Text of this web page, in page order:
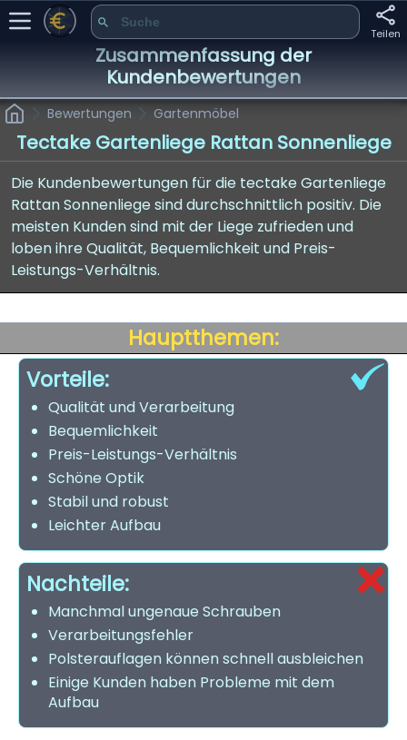
Teilen
Zusammenfassung der
Kundenbewertungen
Bewertungen Gartenmöbel
Tectake Gartenliege Rattan Sonnenliege
Die Kundenbewertungen für die tectake Gartenliege
Rattan Sonnenliege sind durchschnittlich positiv. Die
meisten Kunden sind mit der Liege zufrieden und
loben ihre Qualität, Bequemlichkeit und Preis-
Leistungs-Verhältnis.
Hauptthemen:
Vorteile:
Qualität und Verarbeitung
Bequemlichkeit
Preis-Leistungs-Verhältnis
Schöne Optik
Stabil und robust
Leichter Aufbau
Nachteile:
Manchmal ungenaue Schrauben
Verarbeitungsfehler
Polsterauflagen können schnell ausbleichen
Einige Kunden haben Probleme mit dem
Aufbau